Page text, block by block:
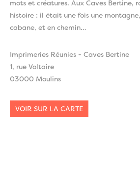
mots et créatures. Aux Caves Bertine,
histoire : il était une fois une
cabane, et en chemin…
Imprimeries Réunies - Caves Bertine
1, rue Voltaire
03000 Moulins
VOIR SUR LA CARTE